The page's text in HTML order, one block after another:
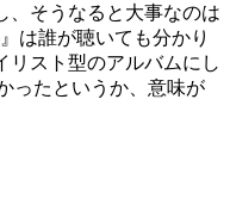
、そうなると大事なのは
は誰が聴いても分かり
リスト型のアルバムにし
ったというか、意味が